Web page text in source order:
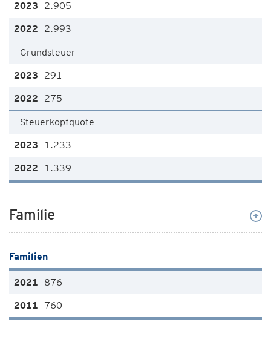
2.905
2.993
Grundsteuer
291
275
Steuerkopfquote
1.233
1.339
Familie
Familien
876
760